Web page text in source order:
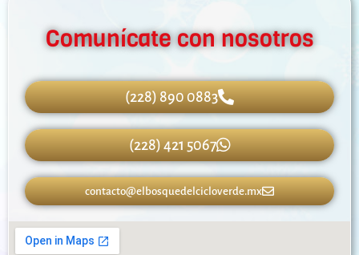
Comunícate con nosotros
(228) 890 0883
(228) 421 5067
contacto@elbosquedelcicloverde.mx